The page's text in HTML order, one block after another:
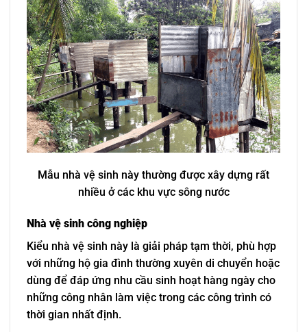
Mẫu nhà vệ sinh này thường được xây dựng rất
nhiều ở các khu vực sông nước
Nhà vệ sinh công nghiệp
Kiểu nhà vệ sinh này là giải pháp tạm thời, phù hợp
với những hộ gia đình thường xuyên di chuyển hoặc
dùng để đáp ứng nhu cầu sinh hoạt hàng ngày cho
những công nhân làm việc trong các công trình có
thời gian nhất định.